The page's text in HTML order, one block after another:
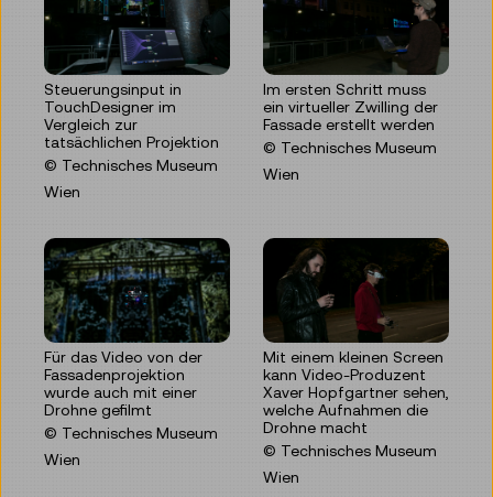
Steuerungsinput in
TouchDesigner im
Vergleich zur
tatsächlichen Projektion
© Technisches Museum
Wien
Im ersten Schritt muss
ein virtueller Zwilling der
Fassade erstellt werden
© Technisches Museum
Wien
Für das Video von der
Fassadenprojektion
wurde auch mit einer
Drohne gefilmt
© Technisches Museum
Wien
Mit einem kleinen Screen
kann Video-Produzent
Xaver Hopfgartner sehen,
welche Aufnahmen die
Drohne macht
© Technisches Museum
Wien